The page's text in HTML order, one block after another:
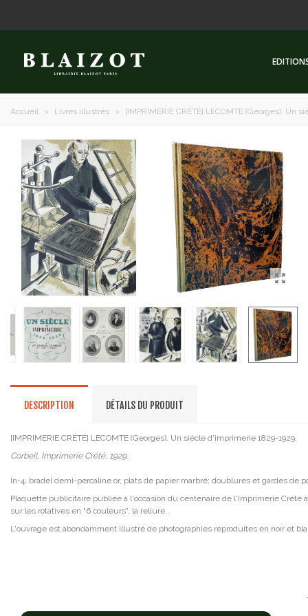
Accueil > Livres illustrés > [IMPRIMERIE CRÉTÉ] LECOMTE (Georges). Un
DESCRIPTION DÉTAILS DU PRODUIT
[IMPRIMERIE CRÉTÉ] LECOMTE (Georges). Un siècle d'imprimerie 1829-1929.
Corbeil, Imprimerie Crété, 1929.
In-4, bradel demi-percaline or, plats de papier marbré; doublures et gardes de
Plaquette publicitaire publiée à l'occasion du centenaire de l'Imprimerie Crété
sur les rotatives en "6 couleurs", la reliure...
L'ouvrage est abondamment illustré de photographies reproduites en noir et